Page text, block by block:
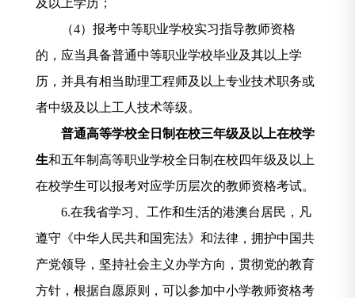
及以上学历；
（4）报考中等职业学校实习指导教师资格
的，应当具备普通中等职业学校毕业及其以上学
历，并具有相当助理工程师及以上专业技术职务或
者中级及以上工人技术等级。
普通高等学校全日制在校三年级及以上在校学
生和五年制高等职业学校全日制在校四年级及以上
在校学生可以报考对应学历层次的教师资格考试。
6.在我省学习、工作和生活的港澳台居民，凡
遵守《中华人民共和国宪法》和法律，拥护中国共
产党领导，坚持社会主义办学方向，贯彻党的教育
方针，根据自愿原则，可以参加中小学教师资格考